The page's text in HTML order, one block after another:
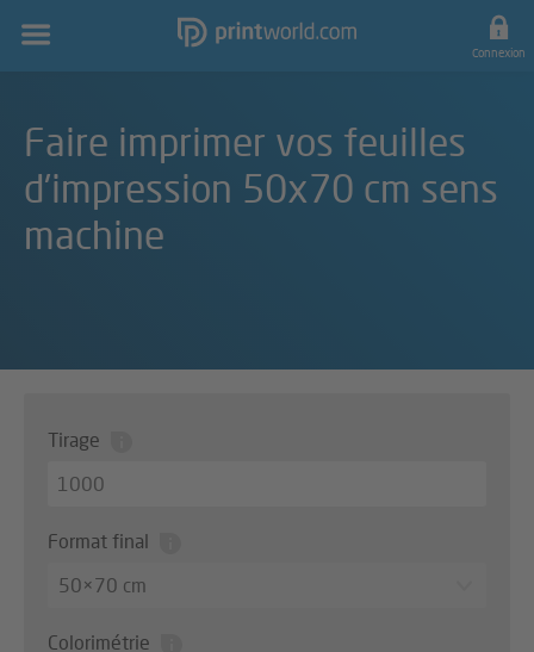
Navigation
principale Connexion
Faire imprimer vos feuilles
d'impression 50x70 cm sens
machine
Tirage
Format final
50×70 cm
Colorimétrie